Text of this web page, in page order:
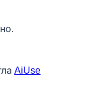
AiUse